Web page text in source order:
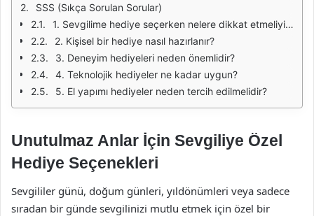
SSS (Sıkça Sorulan Sorular)
1. Sevgilime hediye seçerken nelere dikkat etmeliyim?
2. Kişisel bir hediye nasıl hazırlanır?
3. Deneyim hediyeleri neden önemlidir?
4. Teknolojik hediyeler ne kadar uygun?
5. El yapımı hediyeler neden tercih edilmelidir?
Unutulmaz Anlar İçin Sevgiliye Özel
Hediye Seçenekleri
Sevgililer günü, doğum günleri, yıldönümleri veya sadece
sıradan bir günde sevgilinizi mutlu etmek için özel bir